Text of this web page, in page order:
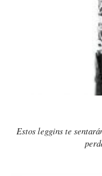
Estos leggins te